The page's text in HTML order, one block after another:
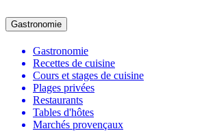
Gastronomie
Gastronomie
Recettes de cuisine
Cours et stages de cuisine
Plages privées
Restaurants
Tables d'hôtes
Marchés provençaux